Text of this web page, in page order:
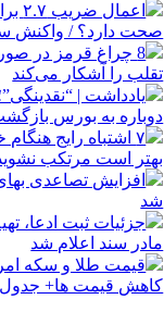
صحت دارد؟ / واکنش
8 چراغ قرمز در
تقلب را آشکار می‌کند
یادداشت |
دوباره به بورس
۷ اشتباه رایج هنگام
بهتر است مرتکب
افزایش تصاعدی
شد
مادر سند اعلام شد
کاهش قیمت ها+ جدول